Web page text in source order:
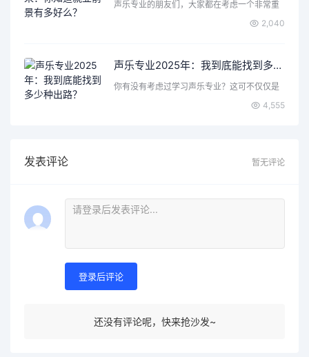
声乐专业的朋友们，大家都在考虑一个非常重
2,040
声乐专业2025年：我到底能找到多少种出路？
你有没有考虑过学习声乐专业？这可不仅仅是
4,555
发表评论 暂无评论
登录后评论
还没有评论呢，快来抢沙发~